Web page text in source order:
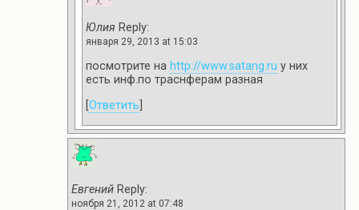
Юлия Reply:
января 29, 2013 at 15:03
посмотрите на http://www.satang.ru у них
есть инф.по траснферам разная
Ответить
Евгений Reply:
ноября 21, 2012 at 07:48